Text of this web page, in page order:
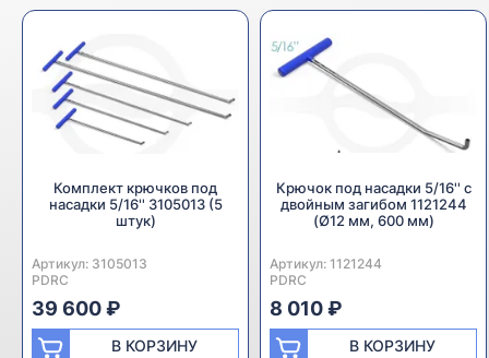
Комплект крючков под
насадки 5/16'' 3105013 (5
штук)
Артикул: 3105013
Производитель:
PDRC
39 600 ₽
В КОРЗИНУ
Крючок под насадки 5/16'' с
двойным загибом 1121244
(Ø12 мм, 600 мм)
Артикул: 1121244
Производитель:
PDRC
8 010 ₽
В КОРЗИНУ